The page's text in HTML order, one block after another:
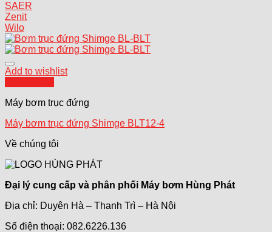
SAER
Zenit
Wilo
Add to wishlist
Máy bơm trục đứng
Máy bơm trục đứng Shimge BLT12-4
Về chúng tôi
Đại lý cung cấp và phân phối Máy bơm Hùng Phát
Địa chỉ: Duyên Hà – Thanh Trì – Hà Nội
Số điện thoại: 082.6226.136